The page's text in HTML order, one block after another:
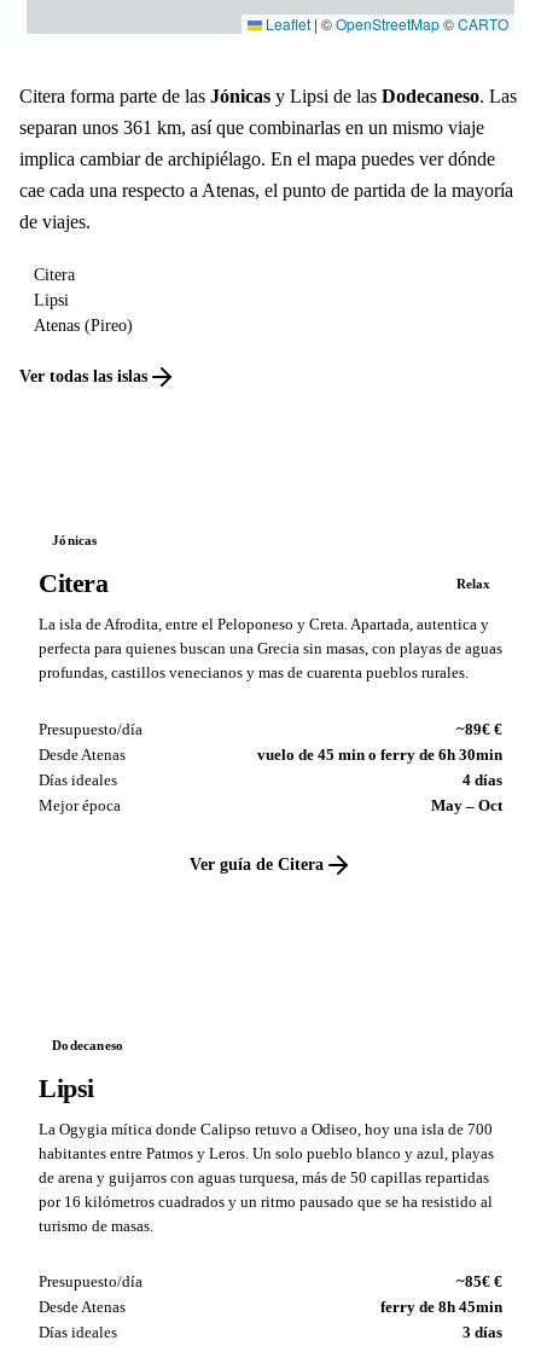
Leaflet | ©OpenStreetMap©CARTO
Citera forma parte de las Jónicas y Lipsi de las Dodecaneso. Las
separan unos 361 km, así que combinarlas en un mismo viaje
implica cambiar de archipiélago. En el mapa puedes ver dónde
cae cada una respecto a Atenas, el punto de partida de la mayoría
de viajes.
Citera
Lipsi
Atenas (Pireo)
Ver todas las islas
Jónicas
Citera Relax
La isla de Afrodita, entre el Peloponeso y Creta. Apartada, autentica y
perfecta para quienes buscan una Grecia sin masas, con playas de aguas
profundas, castillos venecianos y mas de cuarenta pueblos rurales.
Presupuesto/día
~89€ €
Desde Atenas
vuelo de 45 min o ferry de 6h 30min
Días ideales
4 días
Mejor época
May – Oct
Ver guía de Citera
Dodecaneso
Lipsi
La Ogygia mítica donde Calipso retuvo a Odiseo, hoy una isla de 700
habitantes entre Patmos y Leros. Un solo pueblo blanco y azul, playas
de arena y guijarros con aguas turquesa, más de 50 capillas repartidas
por 16 kilómetros cuadrados y un ritmo pausado que se ha resistido al
turismo de masas.
Presupuesto/día
~85€ €
Desde Atenas
ferry de 8h 45min
Días ideales
3 días